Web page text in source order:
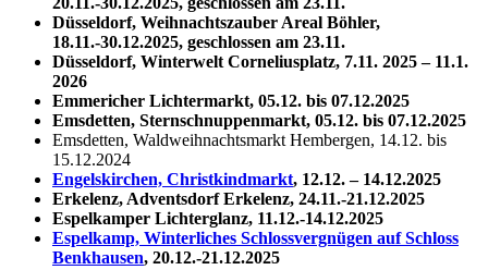
Düsseldorf, Weihnachtszauber Areal Böhler,
18.11.-30.12.2025, geschlossen am 23.11.
Düsseldorf, Winterwelt Corneliusplatz, 7.11. 2025 – 11.1.
2026
Emmericher Lichtermarkt, 05.12. bis 07.12.2025
Emsdetten, Sternschnuppenmarkt, 05.12. bis 07.12.2025
Emsdetten, Waldweihnachtsmarkt Hembergen, 14.12. bis
15.12.2024
Engelskirchen, Christkindmarkt, 12.12. – 14.12.2025
Erkelenz, Adventsdorf Erkelenz, 24.11.-21.12.2025
Espelkamper Lichterglanz, 11.12.-14.12.2025
Espelkamp, Winterliches Schlossvergnügen auf Schloss
Benkhausen, 20.12.-21.12.2025